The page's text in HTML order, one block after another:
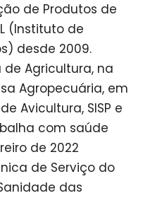
de Produtos de
(Instituto de
desde 2009.
de Agricultura, na
Agropecuária, em
Avicultura, SISP e
com saúde
de 2022
de Serviço do
das